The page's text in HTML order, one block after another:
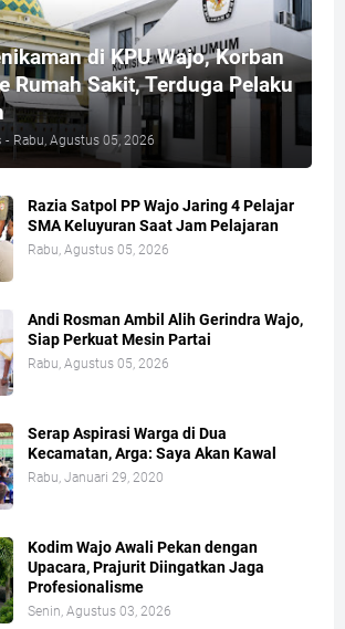
di KPU Wajo, Korban
Rumah Sakit, Terduga Pelaku
- Rabu, Agustus 05, 2026
Razia Satpol PP Wajo Jaring 4 Pelajar
SMA Keluyuran Saat Jam Pelajaran
Rabu, Agustus 05, 2026
Andi Rosman Ambil Alih Gerindra Wajo,
Siap Perkuat Mesin Partai
Rabu, Agustus 05, 2026
Serap Aspirasi Warga di Dua
Kecamatan, Arga: Saya Akan Kawal
Rabu, Januari 29, 2020
Kodim Wajo Awali Pekan dengan
Upacara, Prajurit Diingatkan Jaga
Profesionalisme
Senin, Agustus 03, 2026